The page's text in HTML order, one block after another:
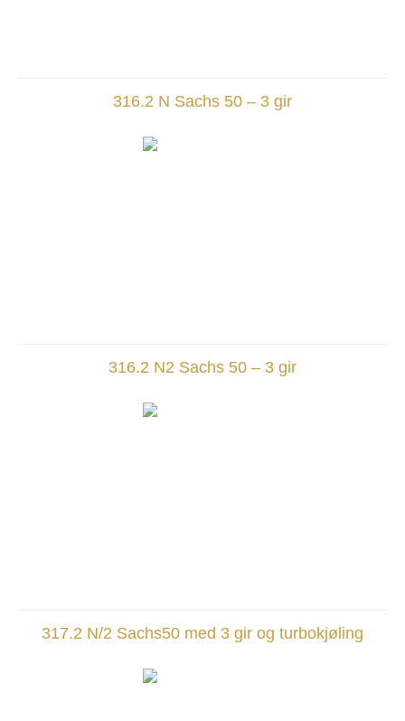
316.2 N Sachs 50 – 3 gir
316.2 N2 Sachs 50 – 3 gir
317.2 N/2 Sachs50 med 3 gir og turbokjøling